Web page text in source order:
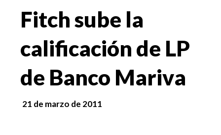
Fitch sube la
calificación de LP
de Banco Mariva
21 de marzo de 2011